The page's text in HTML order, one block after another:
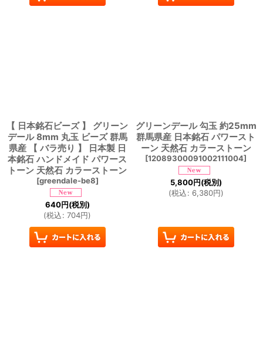
【 日本銘石ビーズ 】 グリーン
デール 8mm 丸玉 ビーズ 群馬
県産 【 バラ売り 】 日本製 日
本銘石 ハンドメイド パワース
トーン 天然石 カラーストーン
[greendale-be8]
640円(税別)
(税込: 704円)
グリーンデール 勾玉 約25mm
群馬県産 日本銘石 パワースト
ーン 天然石 カラーストーン
[12089300091002111004]
5,800円(税別)
(税込: 6,380円)